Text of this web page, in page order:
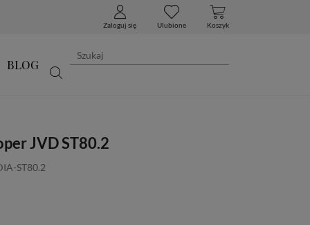
Zaloguj się Ulubione Koszyk
BLOG
JVD ST80.2
ST80.2